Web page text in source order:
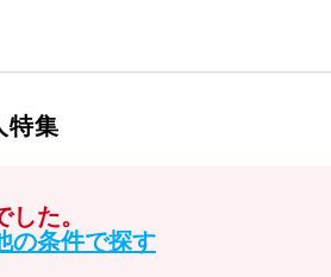
特集
た。
の条件で探す